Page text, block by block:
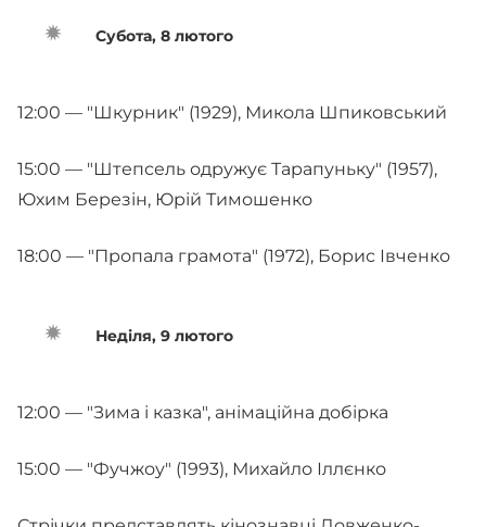
Субота, 8 лютого
12:00 — "Шкурник" (1929), Микола Шпиковський
15:00 — "Штепсель одружує Тарапуньку" (1957),
Юхим Березін, Юрій Тимошенко
18:00 — "Пропала грамота" (1972), Борис Івченко
Неділя, 9 лютого
12:00 — "Зима і казка", анімаційна добірка
15:00 — "Фучжоу" (1993), Михайло Іллєнко